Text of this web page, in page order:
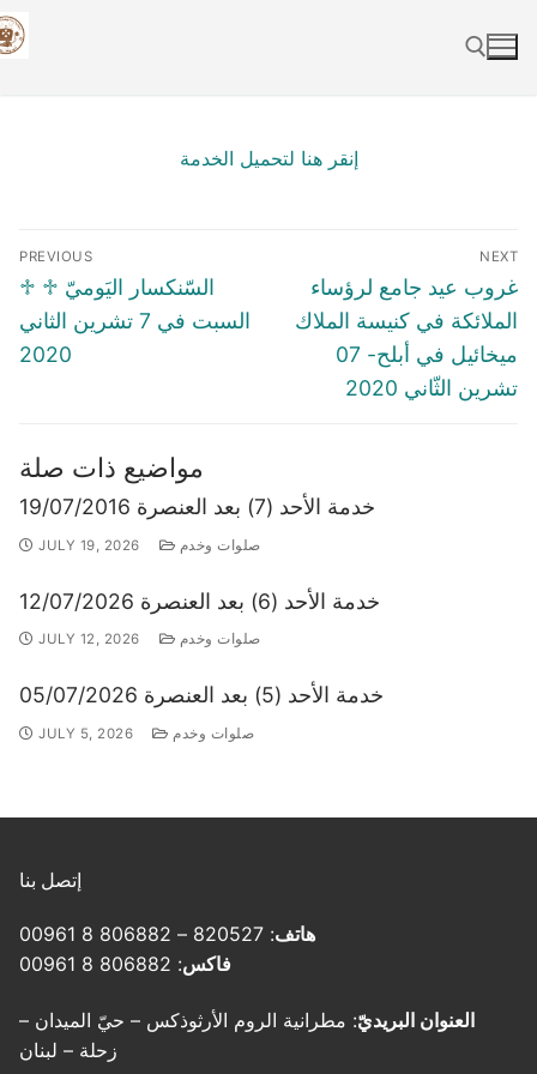
Skip
to
Search for:
إنقر هنا لتحميل الخدمة
Post
navigation
PREVIOUS
Previous
post:
♱ السّنكسار اليَوميّ ♱
السبت في 7 تشرين الثاني
2020
NEXT
Next
post:
غروب عيد جامع لرؤساء
الملائكة في كنيسة الملاك
ميخائيل في أبلح- 07
تشرين الثّاني 2020
مواضيع ذات صلة
خدمة الأحد (7) بعد العنصرة 19/07/2016
JULY 19, 2026 صلوات وخدم
خدمة الأحد (6) بعد العنصرة 12/07/2026
JULY 12, 2026 صلوات وخدم
خدمة الأحد (5) بعد العنصرة 05/07/2026
JULY 5, 2026 صلوات وخدم
إتصل بنا
هاتف: 820527 – 806882 8 00961
فاكس: 806882 8 00961
العنوان البريديّ: مطرانية الروم الأرثوذكس – حيّ الميدان –
زحلة – لبنان